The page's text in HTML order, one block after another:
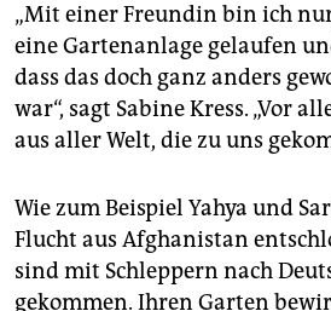
„Mit einer Freundin bin ich
eine Gartenanlage gelaufen
dass das doch ganz anders
war“, sagt Sabine Kress. „Vor
aus aller Welt, die zu uns
Wie zum Beispiel Yahya und
Flucht aus Afghanistan
sind mit Schleppern nach
gekommen. Ihren Garten